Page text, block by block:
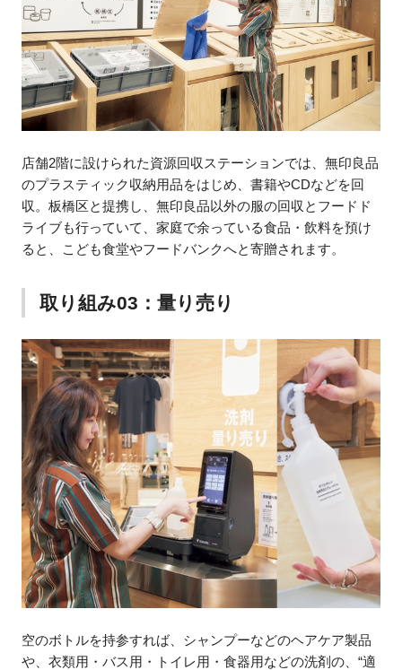
店舗2階に設けられた資源回収ステーションでは、無印良品
のプラスティック収納用品をはじめ、書籍やCDなどを回
収。板橋区と提携し、無印良品以外の服の回収とフードド
ライブも行っていて、家庭で余っている食品・飲料を預け
ると、こども食堂やフードバンクへと寄贈されます。
取り組み03：量り売り
空のボトルを持参すれば、シャンプーなどのヘアケア製品
や、衣類用・バス用・トイレ用・食器用などの洗剤の、“適